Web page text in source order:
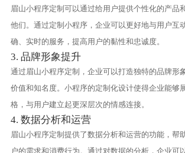
眉山小程序定制可以通过给用户提供个性化的产品
他们。通过定制小程序，企业可以更好地与用户互
确、实时的服务，提高用户的黏性和忠诚度。
3. 品牌形象提升
通过眉山小程序定制，企业可以打造独特的品牌形
价值和知名度。小程序的定制化设计使得企业能够
格，与用户建立起更深层次的情感连接。
4. 数据分析和运营
眉山小程序定制提供了数据分析和运营的功能，帮
户的需求和消费行为。通过对数据的分析，企业可